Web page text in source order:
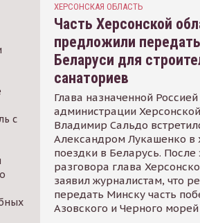
с
ХЕРСОНСКАЯ ОБЛАСТЬ
Часть Херсонской
предложили передать
Беларуси для
санаториев
Глава назначенной Россией
администрации
Владимир Сальдо
Александром Лукашенко в
поездки в Беларусь. После
разговора глава
заявил журналистам, что
передать Минску часть
Азовского и Черного морей